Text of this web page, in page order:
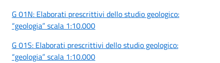
G 01N: Elaborati prescrittivi dello studio geologico:
“geologia” scala 1:10.000
G 01S: Elaborati prescrittivi dello studio geologico:
“geologia” scala 1:10.000